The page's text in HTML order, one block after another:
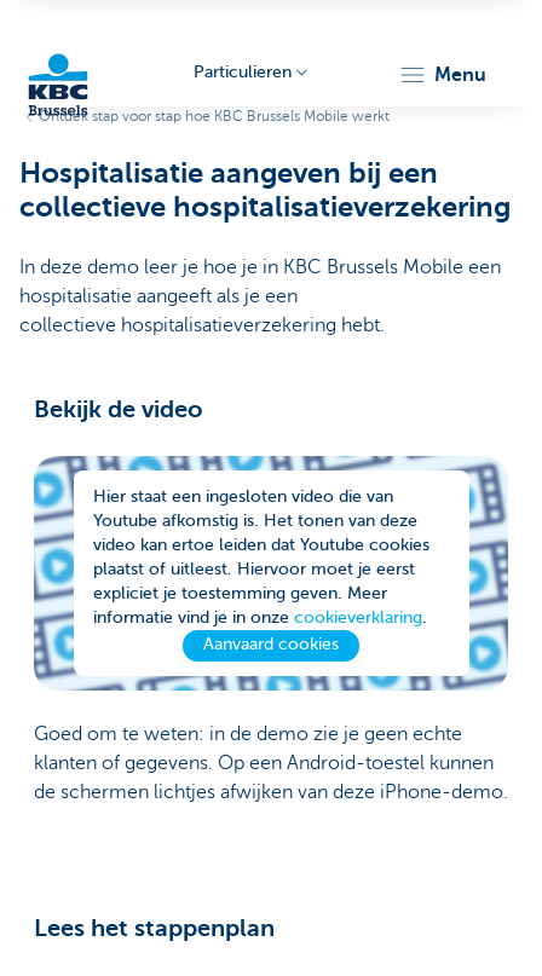
Particulieren menu
Ontdek stap voor stap hoe KBC Brussels Mobile werkt
Hospitalisatie aangeven bij een
collectieve hospitalisatieverzekering
In deze demo leer je hoe je in KBC Brussels Mobile een
hospitalisatie aangeeft als je een
collectieve hospitalisatieverzekering hebt.
Bekijk de video
Hier staat een ingesloten video die van
Youtube afkomstig is. Het tonen van deze
video kan ertoe leiden dat Youtube cookies
plaatst of uitleest. Hiervoor moet je eerst
expliciet je toestemming geven. Meer
informatie vind je in onze cookieverklaring.
Aanvaard cookies
Goed om te weten: in de demo zie je geen echte
klanten of gegevens. Op een Android-toestel kunnen
de schermen lichtjes afwijken van deze iPhone-demo.
Lees het stappenplan